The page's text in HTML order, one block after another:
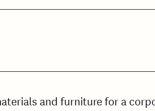
and furniture for a